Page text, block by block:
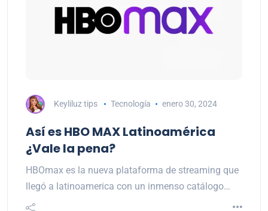
Keyliluz tips Tecnología enero 30, 2024
Así es HBO MAX Latinoamérica
¿Vale la pena?
HBOmax es la nueva plataforma de streaming que
llegó a latinoamerica con un inmenso catálogo…